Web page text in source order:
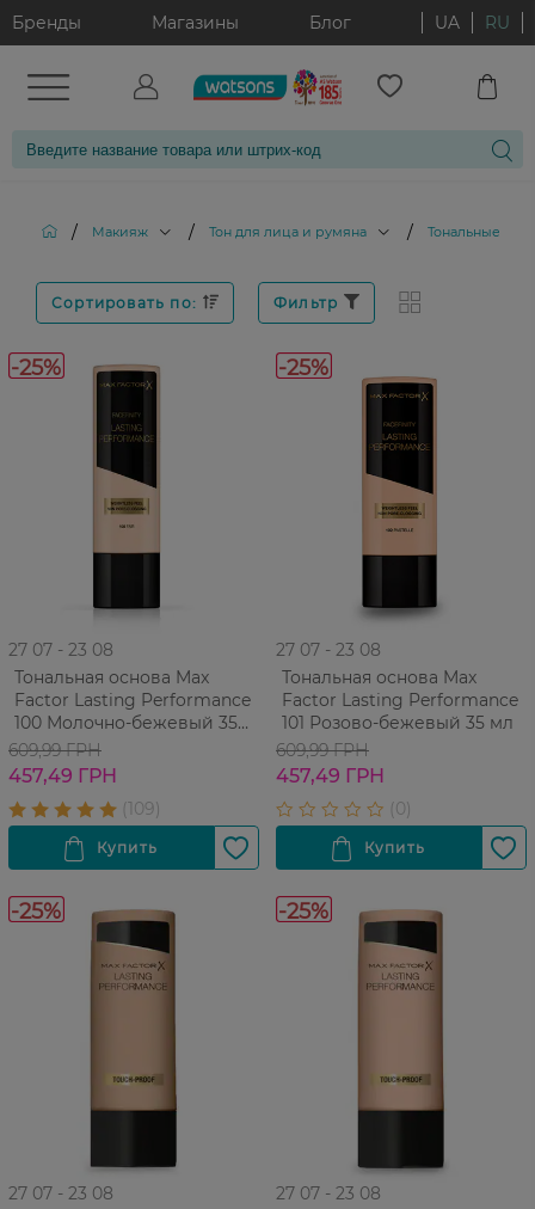
Бренды Магазины Блог UA RU
/ Макияж / Тон для лица и румяна / Тональные
Сортировать по: Фильтр
-25%
27 07 - 23 08
Тональная основа Max
Factor Lasting Performance
100 Молочно-бежевый 35
мл
609,99 ГРН
457,49 ГРН
-25%
27 07 - 23 08
Тональная основа Max
Factor Lasting Performance
101 Розово-бежевый 35 мл
609,99 ГРН
457,49 ГРН
-25%
27 07 - 23 08
-25%
27 07 - 23 08